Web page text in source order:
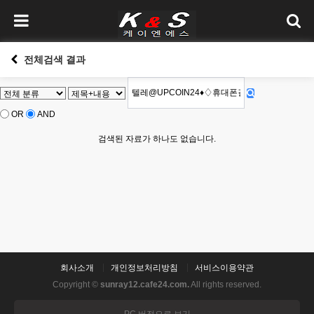
전체검색 결과
OR AND
검색된 자료가 하나도 없습니다.
회사소개 개인정보처리방침
서비스이용약관
Copyright © sunray12.cafe24.com.All rights reserved.